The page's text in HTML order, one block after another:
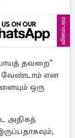
விளம்பரம்
தவறை”
வேண்டாம் என
ஒரு
அதிகத்